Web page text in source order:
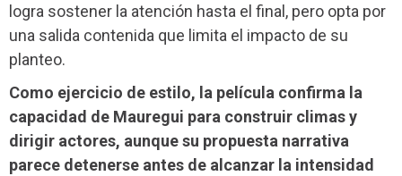
logra sostener la atención hasta el final, pero opta por
una salida contenida que limita el impacto de su
planteo.
Como ejercicio de estilo, la película confirma la
capacidad de Mauregui para construir climas y
dirigir actores, aunque su propuesta narrativa
parece detenerse antes de alcanzar la intensidad